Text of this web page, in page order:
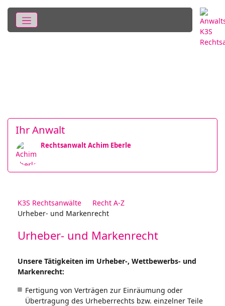
Ihr Anwalt
Rechtsanwalt Achim Eberle
K3S Rechtsanwälte
Recht A-Z
Urheber- und Markenrecht
Urheber- und Markenrecht
Unsere Tätigkeiten im Urheber-, Wettbewerbs- und
Markenrecht:
Fertigung von Verträgen zur Einräumung oder
Übertragung des Urheberrechts bzw. einzelner Teile